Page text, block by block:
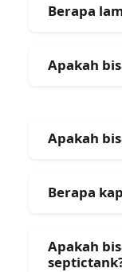
Berapa
Apakah
Apakah
Berapa
Apakah